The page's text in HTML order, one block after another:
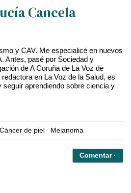
Cancela
y CAV. Me especialicé en nuevos
Antes, pasé por Sociedad y
de A Coruña de La Voz de
en La Voz de la Salud, es
seguir aprendiendo sobre ciencia y
Cáncer de piel Melanoma
Comentar ·